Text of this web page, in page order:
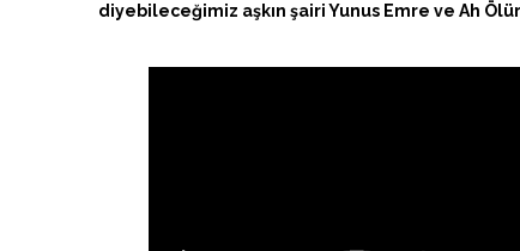
diyebileceğimiz aşkın şairi Yunus Emre ve Ah